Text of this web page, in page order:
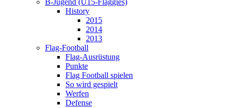
History
2015
2014
2013
Flag-Football
Flag-Ausrüstung
Punkte
Flag Football spielen
So wird gespielt
Werfen
Defense